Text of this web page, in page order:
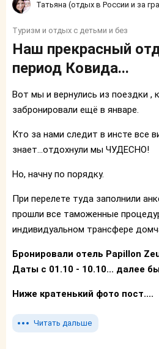
Татьяна (отдых в России и за
Туризм и отдых с детьми и без
Наш прекрасный
период Ковида...
Вот мы и вернулись из поездки ,
забронировали ещё в январе.
Кто за нами следит в инсте все
знает...отдохнули мы ЧУДЕСНО!
Но, начну по порядку.
При перелете туда заполнили
прошли все таможенные
индивидуальном трансфере
Бронировали отель Papillon
Даты с 01.10 - 10.10... далее
Ниже кратенький фото пост....
Читать дальше